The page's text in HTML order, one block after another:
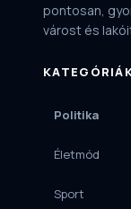
pontosan,
várost és
Politika
Életmód
Sport